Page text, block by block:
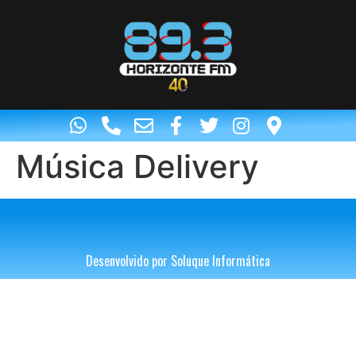
Música Delivery
Desenvolvido por Soluque Informática